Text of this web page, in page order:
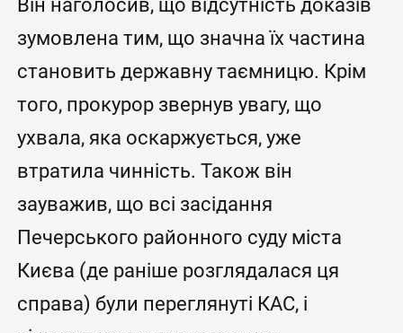
Він наголосив, що відсутність доказів
зумовлена тим, що значна їх частина
становить державну таємницю. Крім
того, прокурор звернув увагу, що
ухвала, яка оскаржується, уже
втратила чинність. Також він
зауважив, що всі засідання
Печерського районного суду міста
Києва (де раніше розглядалася ця
справа) були переглянуті КАС, і